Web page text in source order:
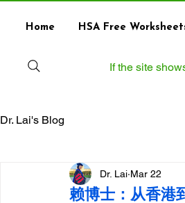
Home HSA Free
If the site
Dr. Lai's Blog
赖博士：从香港
Dr. Lai Mar 22